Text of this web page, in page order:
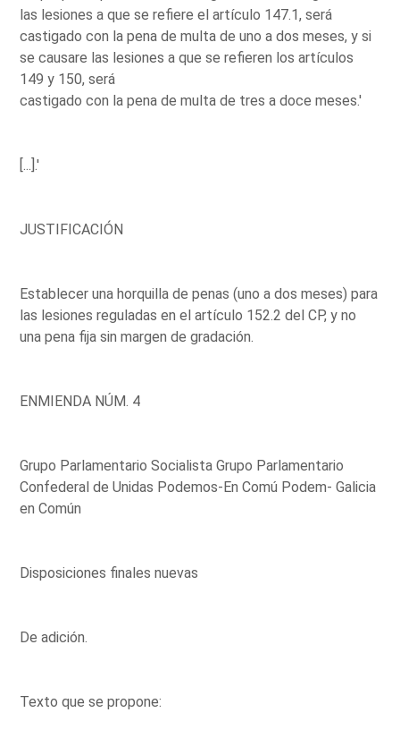
las lesiones a que se refiere el artículo 147.1, será
castigado con la pena de multa de uno a dos meses, y si
se causare las lesiones a que se refieren los artículos
149 y 150, será
castigado con la pena de multa de tres a doce meses.'
[...].'
JUSTIFICACIÓN
Establecer una horquilla de penas (uno a dos meses) para
las lesiones reguladas en el artículo 152.2 del CP, y no
una pena fija sin margen de gradación.
ENMIENDA NÚM. 4
Grupo Parlamentario Socialista Grupo Parlamentario
Confederal de Unidas Podemos-En Comú Podem- Galicia
en Común
Disposiciones finales nuevas
De adición.
Texto que se propone: